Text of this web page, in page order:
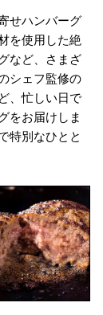
せハンバーグ
を使用した絶
など、さまざ
シェフ監修の
、忙しい日で
をお届けしま
特別なひとと